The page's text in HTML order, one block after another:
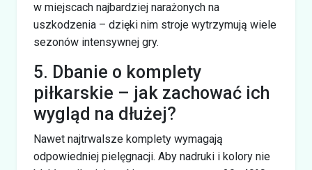
w miejscach najbardziej narażonych na
uszkodzenia – dzięki nim stroje wytrzymują wiele
sezonów intensywnej gry.
5. Dbanie o komplety
piłkarskie – jak zachować ich
wygląd na dłużej?
Nawet najtrwalsze komplety wymagają
odpowiedniej pielęgnacji. Aby nadruki i kolory nie